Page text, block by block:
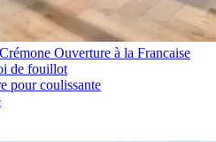
Crémone Ouverture à la Francaise
de fouillot
pour coulissante